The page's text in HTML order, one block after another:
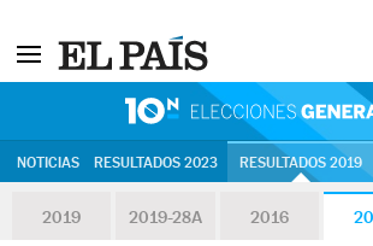
NOTICIAS RESULTADOS 2023 RESULTADOS 2019
2019 2019-28A 2016